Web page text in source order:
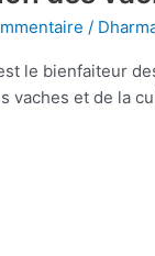
/
le bienfaiteur
vaches et de la